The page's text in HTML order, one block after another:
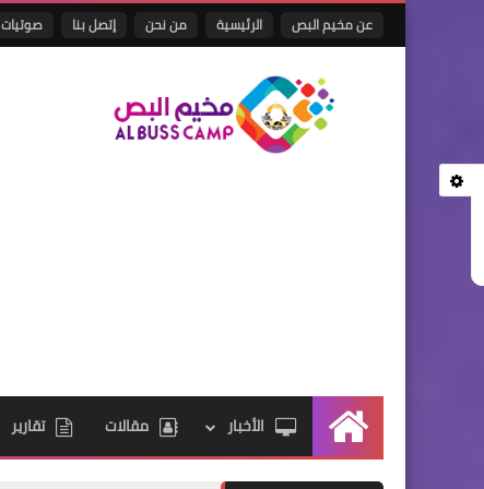
عن مخيم البص الرئيسية من نحن إتصل بنا صوتيات
الرئيسيةالأخبار مقالات تقارير